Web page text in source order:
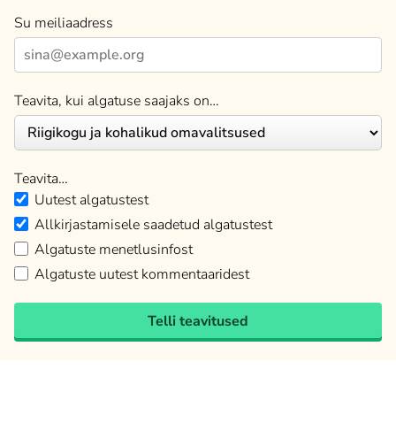
Su meiliaadress
Teavita, kui algatuse saajaks on…
Teavita…
Uutest algatustest
Allkirjastamisele saadetud algatustest
Algatuste menetlusinfost
Algatuste uutest kommentaaridest
Telli teavitused